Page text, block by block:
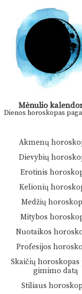
Mėnulio
Dienos horoskopas
Akmenų
Dievybių
Erotinis
Kelionių
Medžių
Mitybos
Nuotaikos
Profesijos
Skaičių horoskopas
gimimo datą
Stiliaus